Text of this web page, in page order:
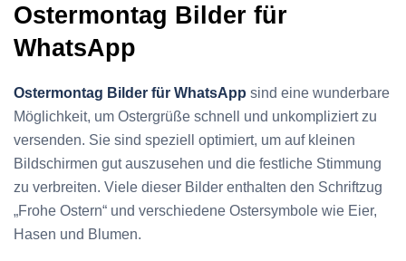
Ostermontag Bilder für
WhatsApp
Ostermontag Bilder für WhatsApp sind eine wunderbare
Möglichkeit, um Ostergrüße schnell und unkompliziert zu
versenden. Sie sind speziell optimiert, um auf kleinen
Bildschirmen gut auszusehen und die festliche Stimmung
zu verbreiten. Viele dieser Bilder enthalten den Schriftzug
„Frohe Ostern“ und verschiedene Ostersymbole wie Eier,
Hasen und Blumen.